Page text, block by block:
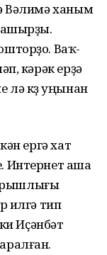
Вәлимә ханым
ашырҙы.
Ваҡ-
кәрәк ерҙә
лә күҙ уңынан
ергә хат
Интернет аша
илгә тип
Иҫәнбәт